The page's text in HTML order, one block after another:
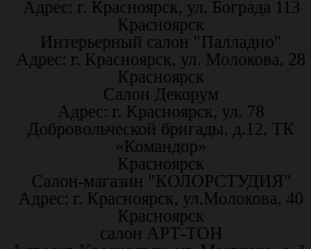
Адрес: г. Красноярск, ул. Бограда 113
Красноярск
Интерьерный салон "Палладио"
Адрес: г. Красноярск, ул. Молокова, 28
Красноярск
Салон Декорум
Адрес: г. Красноярск, ул. 78
Добровольческой бригады, д.12, ТК
«Командор»
Красноярск
Салон-магазин "КОЛОРСТУДИЯ"
Адрес: г. Красноярск, ул.Молокова, 40
Красноярск
салон АРТ-ТОН